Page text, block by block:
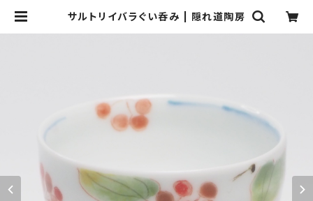
サルトリイバラぐい呑み | 隠れ道陶房